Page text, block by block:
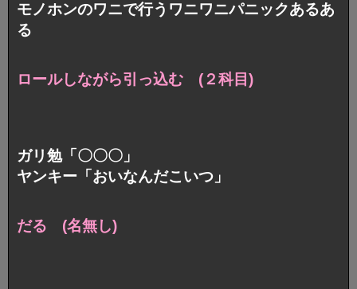
モノホンのワニで行うワニワニパニックあるあ
る
ロールしながら引っ込む (２科目)
ガリ勉「〇〇〇」
ヤンキー「おいなんだこいつ」
だる (名無し)